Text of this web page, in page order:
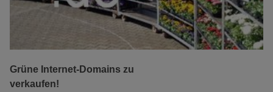
Grüne Internet-Domains zu
verkaufen!